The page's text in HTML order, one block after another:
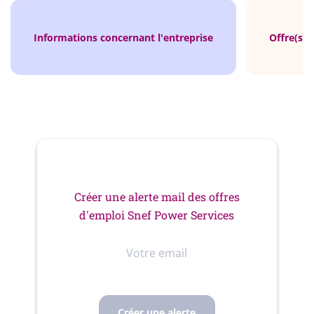
Informations concernant l'entreprise Offre(s)
Créer une alerte mail des offres
d'emploi Snef Power Services